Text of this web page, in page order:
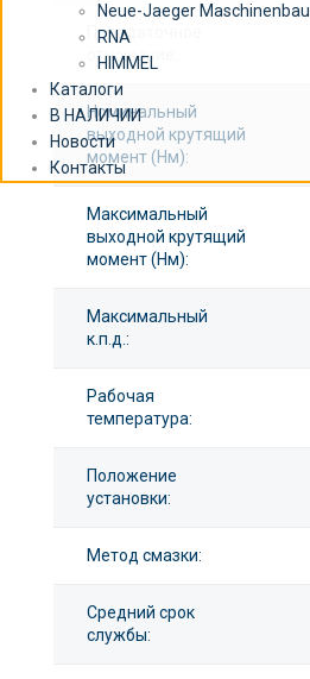
Neue-Jaeger Maschinenbau
RNA
HIMMEL
Каталоги
В НАЛИЧИИ
Новости
Контакты
Передаточное
отношение:
Номинальный
выходной крутящий
момент (Нм):
Максимальный
выходной крутящий
момент (Нм):
Максимальный
к.п.д.:
Рабочая
температура:
Положение
установки:
Метод смазки:
Средний срок
службы: